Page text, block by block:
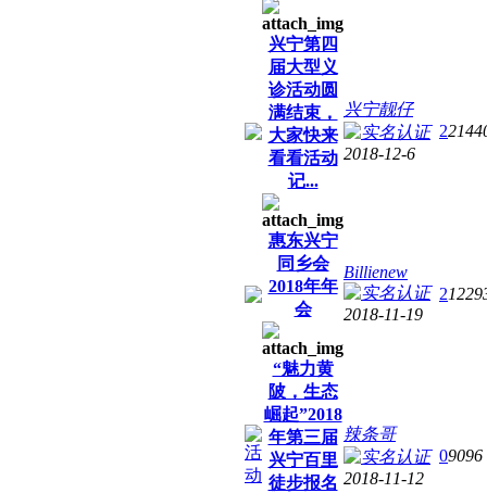
兴宁第四
届大型义
诊活动圆
满结束，
大家快来
看看活动
记...
兴宁靓仔
2018-12-6
2
惠东兴宁
同乡会
2018年年
会
Billienew
2018-11-19
2
“魅力黄
陂，生态
崛起”2018
年第三届
兴宁百里
徒步报名
辣条哥
2018-11-12
09096